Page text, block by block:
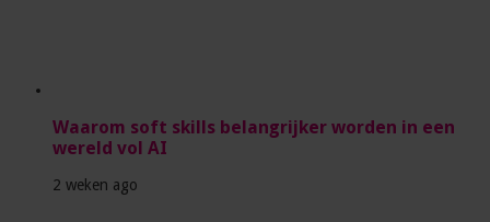
Waarom soft skills belangrijker worden in een
wereld vol AI
2 weken ago